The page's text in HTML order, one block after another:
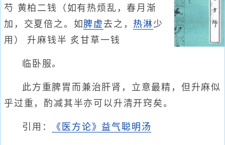
芍 黄柏二钱（如有热烦乱，春月渐
加，交夏倍之。如 脾虚 去之， 热淋少
用） 升麻钱半 炙甘草一钱
临卧服。
此方重脾胃而兼治肝肾，立意最精，但升麻似
乎过重，酌减其半亦可以升清开窍矣。
引用： 《医方论》益气聪明汤